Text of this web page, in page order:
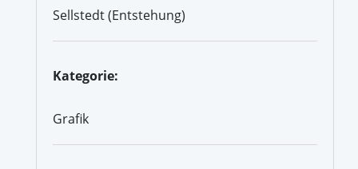
Sellstedt (Entstehung)
Kategorie:
Grafik